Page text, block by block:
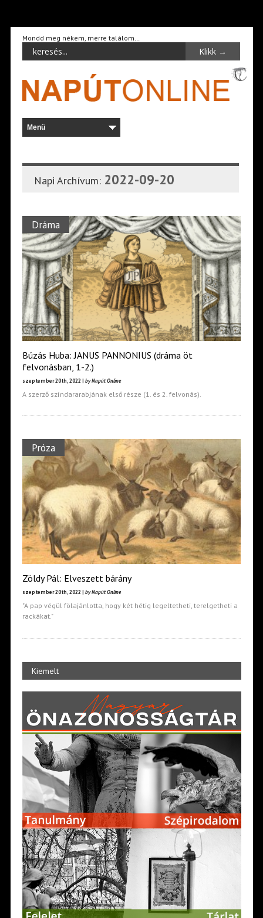
Mondd meg nékem, merre találom…
Napi Archívum: 2022-09-20
Dráma
Búzás Huba: JANUS PANNONIUS (dráma öt
felvonásban, 1-2.)
szeptember 20th, 2022 | by Napút Online
A szerző színdararabjának első része (1. és 2. felvonás).
Próza
Zöldy Pál: Elveszett bárány
szeptember 20th, 2022 | by Napút Online
"A pap végül fölajánlotta, hogy két hétig legeltetheti, terelgetheti a
rackákat."
Kiemelt